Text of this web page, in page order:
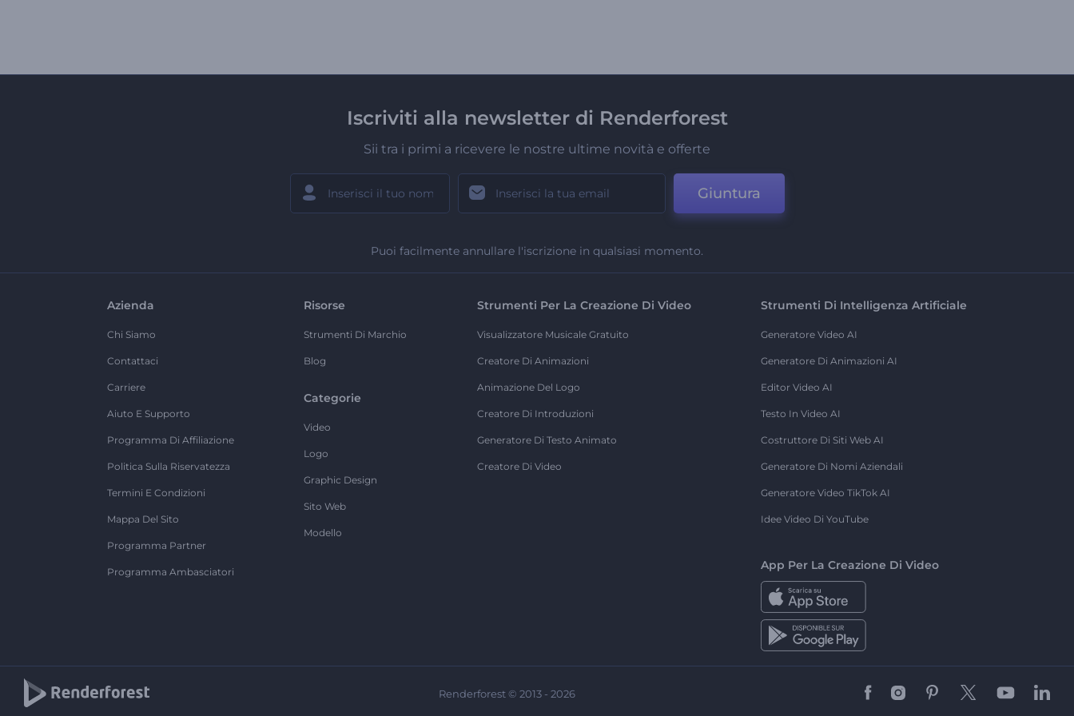
Iscriviti alla newsletter di Renderforest
Sii tra i primi a ricevere le nostre ultime novità e offerte
Giuntura
Puoi facilmente annullare l'iscrizione in qualsiasi momento.
Azienda
Chi Siamo
Contattaci
Carriere
Aiuto E Supporto
Programma Di Affiliazione
Politica Sulla Riservatezza
Termini E Condizioni
Mappa Del Sito
Programma Partner
Programma Ambasciatori
Risorse
Strumenti Di Marchio
Blog
Categorie
Video
Logo
Graphic Design
Sito Web
Modello
Strumenti Per La Creazione Di Video
Visualizzatore Musicale Gratuito
Creatore Di Animazioni
Animazione Del Logo
Creatore Di Introduzioni
Generatore Di Testo Animato
Creatore Di Video
Strumenti Di Intelligenza Artificiale
Generatore Video AI
Generatore Di Animazioni AI
Editor Video AI
Testo In Video AI
Costruttore Di Siti Web AI
Generatore Di Nomi Aziendali
Generatore Video TikTok AI
Idee Video Di YouTube
App Per La Creazione Di Video
Renderforest © 2013 - 2026